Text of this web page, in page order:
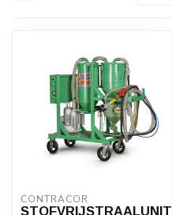
CONTRACOR
STOFVRIJSTRAALUNIT